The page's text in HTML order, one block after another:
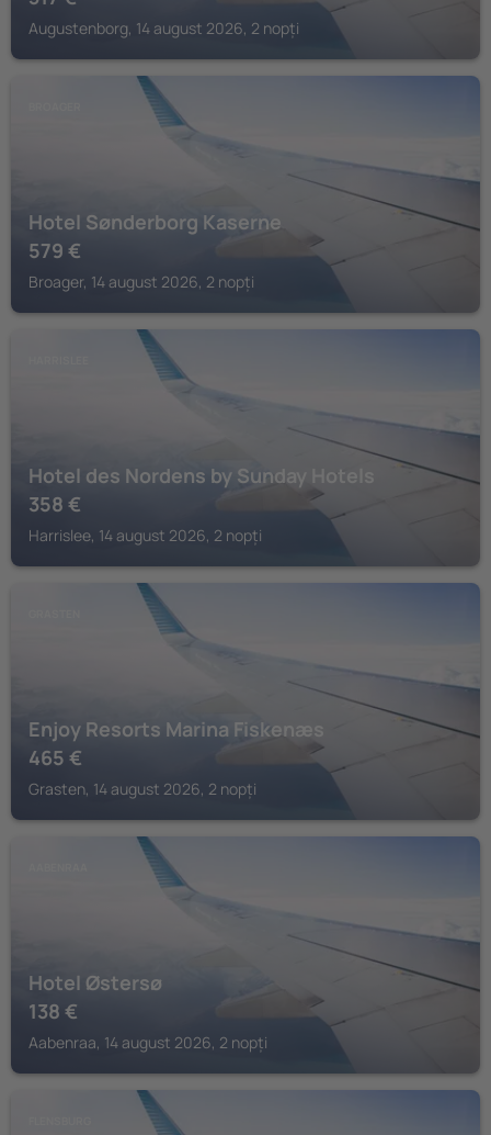
Augustenborg, 14 august 2026, 2 nopți
Hotel Sønderborg Kaserne
579 €
Broager, 14 august 2026, 2 nopți
Hotel des Nordens by Sunday Hotels
358 €
Harrislee, 14 august 2026, 2 nopți
Enjoy Resorts Marina Fiskenæs
465 €
Grasten, 14 august 2026, 2 nopți
Hotel Østersø
138 €
Aabenraa, 14 august 2026, 2 nopți